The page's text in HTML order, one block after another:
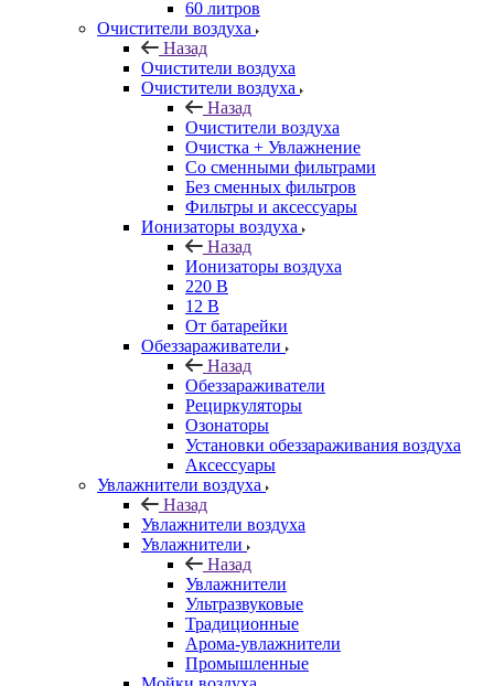
60 литров
Очистители воздуха
Назад
Очистители воздуха
Очистители воздуха
Назад
Очистители воздуха
Очистка + Увлажнение
Cо сменными фильтрами
Без сменных фильтров
Фильтры и аксессуары
Ионизаторы воздуха
Назад
Ионизаторы воздуха
220 В
12 В
От батарейки
Обеззараживатели
Назад
Обеззараживатели
Рециркуляторы
Озонаторы
Установки обеззараживания воздуха
Аксессуары
Увлажнители воздуха
Назад
Увлажнители воздуха
Увлажнители
Назад
Увлажнители
Ультразвуковые
Традиционные
Арома-увлажнители
Промышленные